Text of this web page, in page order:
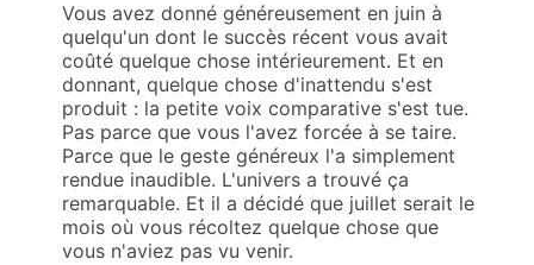
Vous avez donné généreusement en juin à
quelqu'un dont le succès récent vous avait
coûté quelque chose intérieurement. Et en
donnant, quelque chose d'inattendu s'est
produit : la petite voix comparative s'est tue.
Pas parce que vous l'avez forcée à se taire.
Parce que le geste généreux l'a simplement
rendue inaudible. L'univers a trouvé ça
remarquable. Et il a décidé que juillet serait le
mois où vous récoltez quelque chose que
vous n'aviez pas vu venir.